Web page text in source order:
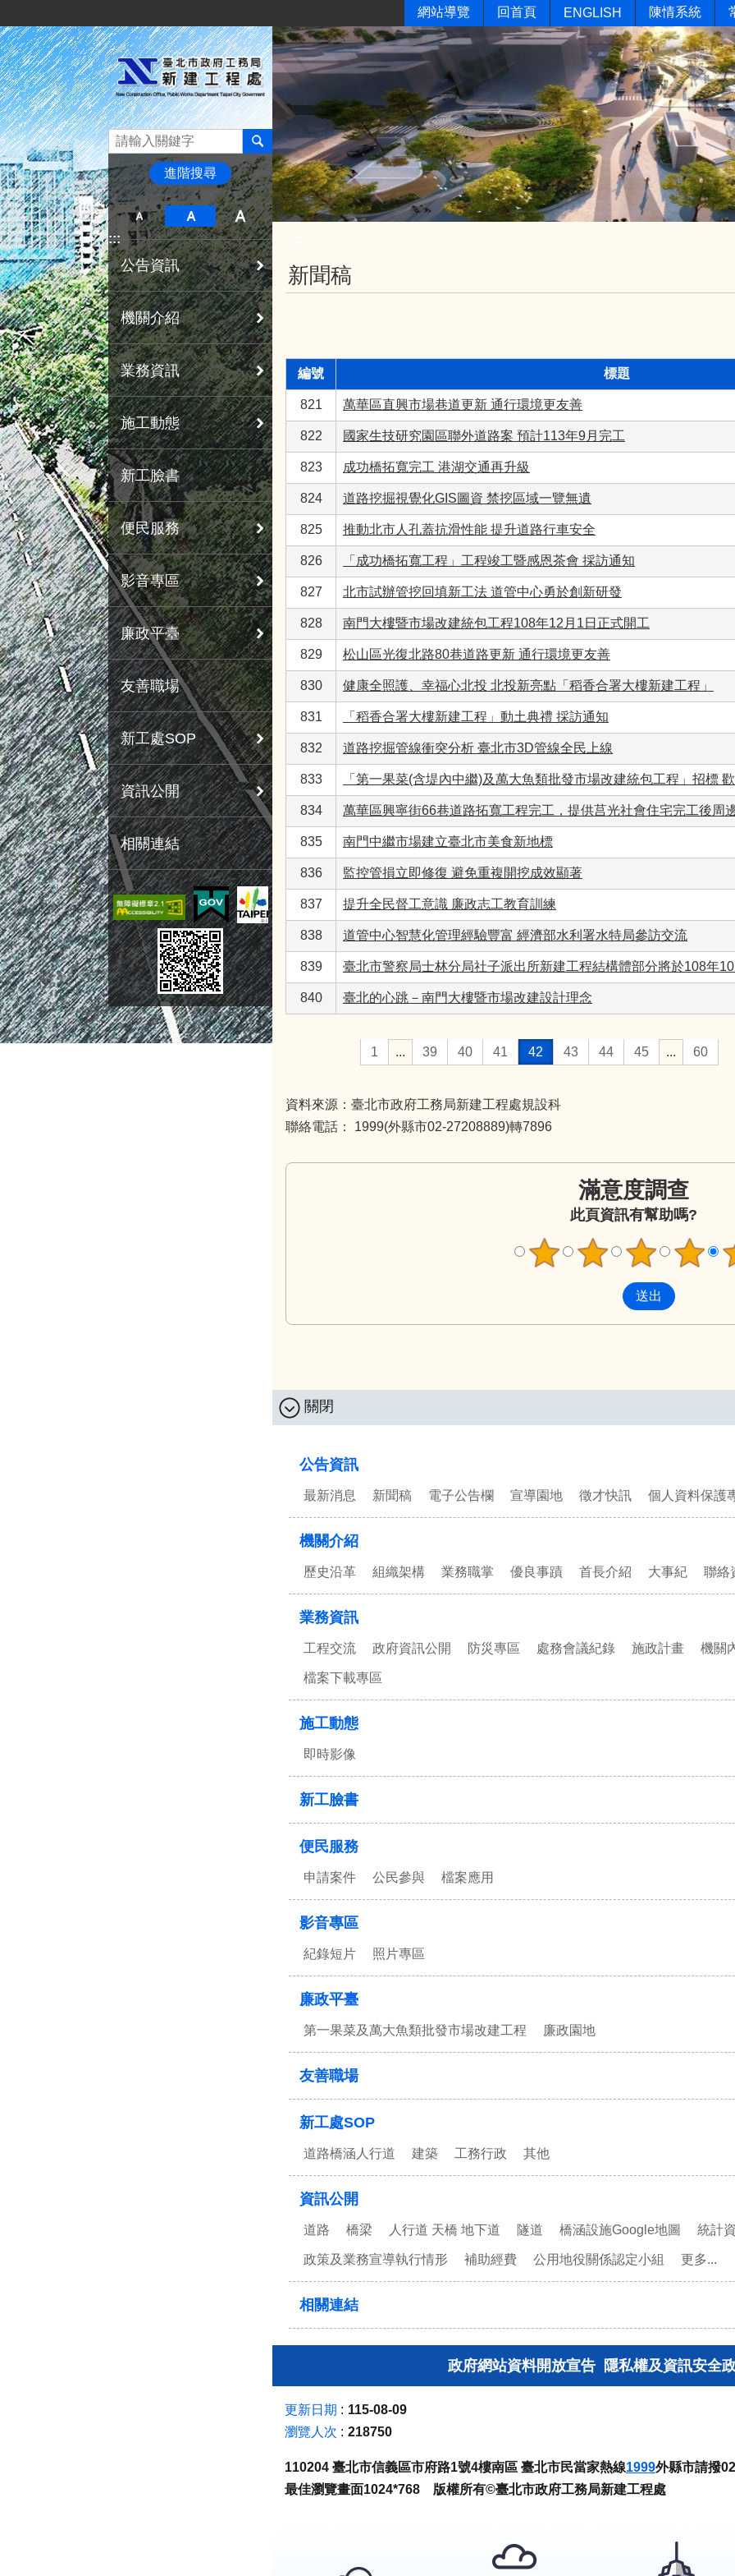
網站導覽 回首頁 ENGLISH 陳情系統
進階搜尋
:::
公告資訊
機關介紹
業務資訊
施工動態
新工臉書
便民服務
影音專區
廉政平臺
友善職場
新工處SOP
資訊公開
相關連結
新聞稿
編號 標題
821 萬華區直興市場巷道更新 通行環境更友善
822 國家生技研究園區聯外道路案 預計113年9月完工
823 成功橋拓寬完工 港湖交通再升級
824 道路挖掘視覺化GIS圖資 禁挖區域一覽無遺
825 推動北市人孔蓋抗滑性能 提升道路行車安全
826 「成功橋拓寬工程」工程竣工暨感恩茶會 採訪通知
827 北市試辦管挖回填新工法 道管中心勇於創新研發
828 南門大樓暨市場改建統包工程108年12月1日正式開工
829 松山區光復北路80巷道路更新 通行環境更友善
830 健康全照護、幸福心北投 北投新亮點「稻香合署大樓新建工程」
831 「稻香合署大樓新建工程」動土典禮 採訪通知
832 道路挖掘管線衝突分析 臺北市3D管線全民上線
833 「第一果菜(含堤內中繼)及萬大魚類批發市場改建統包工程」招標
834 萬華區興寧街66巷道路拓寬工程完工，提供莒光社會住宅完工後周
835 南門中繼市場建立臺北市美食新地標
836 監控管損立即修復 避免重複開挖成效顯著
837 提升全民督工意識 廉政志工教育訓練
838 道管中心智慧化管理經驗豐富 經濟部水利署水特局參訪交流
839 臺北市警察局士林分局社子派出所新建工程結構體部分將於108年
840 臺北的心跳－南門大樓暨市場改建設計理念
1 ... 39 40 41 42 43 44 45 ... 60
資料來源：臺北市政府工務局新建工程處規設科
聯絡電話： 1999(外縣市02-27208889)轉7896
滿意度調查
此頁資訊有幫助嗎?
關閉
公告資訊
最新消息 新聞稿 電子公告欄 宣導園地 徵才快訊 個人資料保護
機關介紹
歷史沿革 組織架構 業務職掌 優良事蹟 首長介紹 大事紀 聯絡
業務資訊
工程交流 政府資訊公開 防災專區 處務會議紀錄 施政計畫 機關
檔案下載專區
施工動態
即時影像
新工臉書
便民服務
申請案件 公民參與 檔案應用
影音專區
紀錄短片 照片專區
廉政平臺
第一果菜及萬大魚類批發市場改建工程 廉政園地
友善職場
新工處SOP
道路橋涵人行道 建築 工務行政 其他
資訊公開
道路 橋梁 人行道 天橋 地下道 隧道 橋涵設施Google地圖 統計
政策及業務宣導執行情形 補助經費 公用地役關係認定小組 更多...
相關連結
政府網站資料開放宣告 隱私權及資訊安全
更新日期
115-08-09
瀏覽人次
218750
110204 臺北市信義區市府路1號4樓南區 臺北市民當家熱線1999外縣市請撥
最佳瀏覽畫面1024*768 版權所有©臺北市政府工務局新建工程處